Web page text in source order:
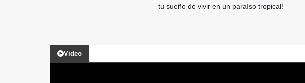
tu sueño de vivir en un paraíso tropical!
Video